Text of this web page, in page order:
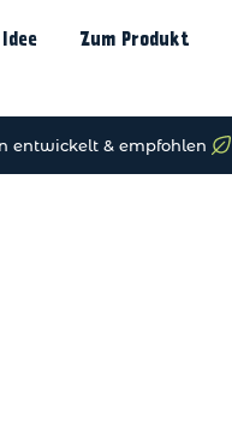
Zum Produkt
entwickelt & empfohlen